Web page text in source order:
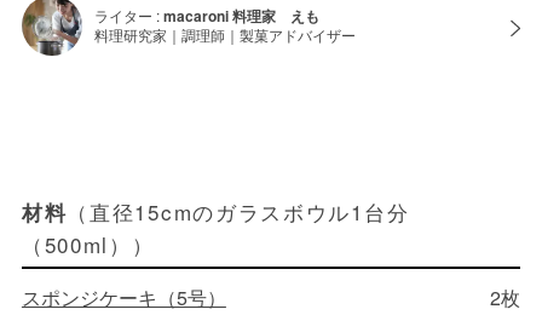
ライター :macaroni 料理家 えも
料理研究家｜調理師｜製菓アドバイザー
材料 （直径15cmのガラスボウル1台分
（500ml））
スポンジケーキ（5号）
2枚